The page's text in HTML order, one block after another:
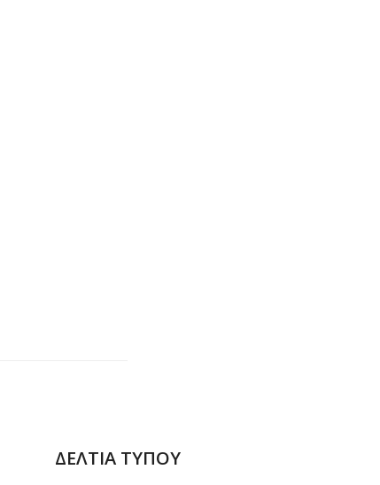
ΔΕΛΤΙΑ ΤΥΠΟΥ